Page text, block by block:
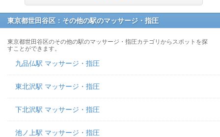
東京都世田谷区：その他の駅のマッサージ・指圧
東京都世田谷区のその他の駅のマッサージ・指圧カテゴリからスポットを探
すことができます。
九品仏駅 マッサージ・指圧
東北沢駅 マッサージ・指圧
下北沢駅 マッサージ・指圧
池ノ上駅 マッサージ・指圧